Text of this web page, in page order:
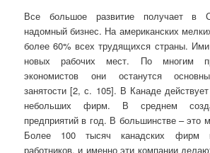
Все большое развитие получает
надомный бизнес. На американских
более 60% всех трудящихся страны.
новых рабочих мест. По многим
экономистов они останутся
занятости [2, с. 105]. В Канаде
небольших фирм. В среднем
предприятий в год. В большинстве – это
Более 100 тысяч канадских фирм
работников, и именно эти компании